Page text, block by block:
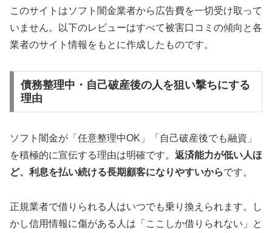
このサイトはソフト闇金業者から広告費を一切受け取って
いません。以下のレビューはすべて被害口コミの傾向と各
業者のサイト情報をもとに作成したものです。
債務整理中・自己破産後の人を狙い撃ちにする
理由
ソフト闇金が「任意整理中OK」「自己破産後でも融資」
を積極的に宣伝する理由は明確です。 返済能力が低い人ほ
ど、利息を払い続ける長期顧客になりやすいからです。
正規業者で借りられる人はいつでも乗り換えられます。し
かし信用情報に傷がある人は「ここしか借りられない」と